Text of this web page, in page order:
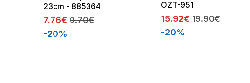
23cm - 885364
7.76€ 9.70€
-20%
OZT-951
15.92€ 19.90€
-20%